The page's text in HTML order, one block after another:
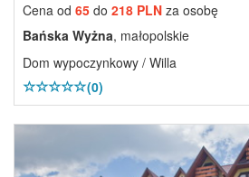
Cena od 65 do 218 PLN za osobę
Bańska Wyżna, małopolskie
Dom wypoczynkowy / Willa
(0)